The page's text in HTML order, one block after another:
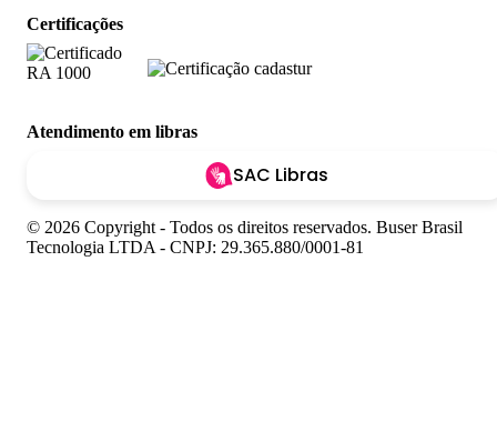
Certificações
Atendimento em libras
SAC Libras
© 2026 Copyright - Todos os direitos reservados. Buser Brasil
Tecnologia LTDA - CNPJ: 29.365.880/0001-81